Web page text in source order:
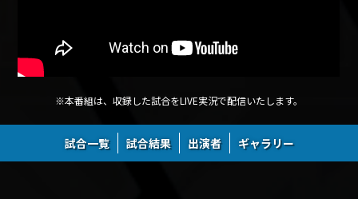
※本番組は、収録した試合をLIVE実況で配信いたします。
試合一覧 試合結果 出演者 ギャラリー